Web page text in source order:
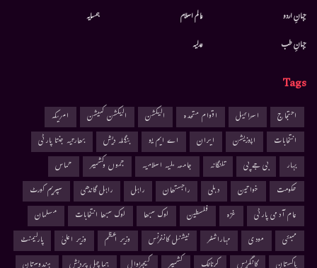
جہانِ اردو
جہانِ طب
عالم اسلام
عدلیہ
ہمسایہ
Tags
احتجاج اسرائیل اقوام متحدہ الیکشن الیکشن کمیشن
امریکہ
انتخابات
اپوزیشن ایران اے ایم یو بنگلہ دیش
بھارتیہ جنتا پارٹی
بہار
بی جے پی تلنگانہ جامعہ ملیہ اسلامیہ جموں وکشمیر
حماس
حکومت
خواتین دہلی راجستھان راہل راہل گاندھی
سپریم کورٹ
عام آدمی پارٹی
غزہ فلسطین لوک سبھا لوک سبھا انتخابات
مسلمان
ممبئی
مودی مہاراشٹر نیشنل کانفرنس وزیر اعظم وزیر اعلیٰ
پارلیمنٹ